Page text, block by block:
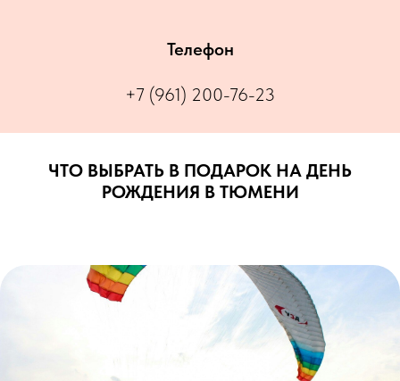
Телефон
+7 (961) 200-76-23
ЧТО ВЫБРАТЬ В ПОДАРОК НА ДЕНЬ
РОЖДЕНИЯ В ТЮМЕНИ